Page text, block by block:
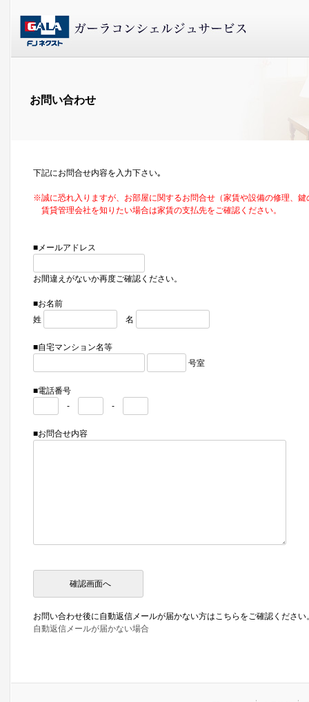
お問い合わせ
下記にお問合せ内容を入力下さい｡
※誠に恐れ入りますが、お部屋に関するお問合せ（家賃や設備の修理、
賃貸管理会社を知りたい場合は家賃の支払先をご確認ください。
■メールアドレス
お間違えがないか再度ご確認ください。
■お名前
姓
名
■自宅マンション名等
号室
■電話番号
-
-
■お問合せ内容
お問い合わせ後に自動返信メールが届かない方はこちらをご確認ください
自動返信メールが届かない場合